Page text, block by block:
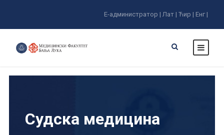
Е-администратор | Лат | Ћир | Енг |
Судска медицина